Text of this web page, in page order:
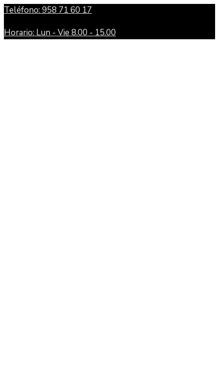
Teléfono: 958 71 60 17
Horario: Lun - Vie 8.00 - 15.00